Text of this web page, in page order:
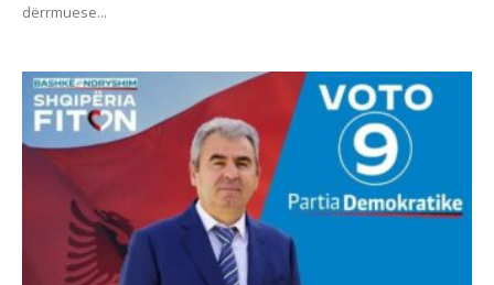
dërrmuese...